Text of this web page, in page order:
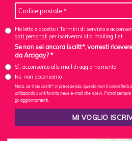
Ho letto e accetto i Termini di servizio e
dati personali per iscrivermi alla mailing list
Se non sei ancora iscritt*, vorresti
da Arcigay? *
Sì, acconsento alle mail di aggiornamento
No, non acconsento
Nota: se ti sei iscritt* in precedenza, questo non ti cancellerà
utilizzando il link fornito nelle e-mail che ricevi. Potrai
gli aggiornamenti.